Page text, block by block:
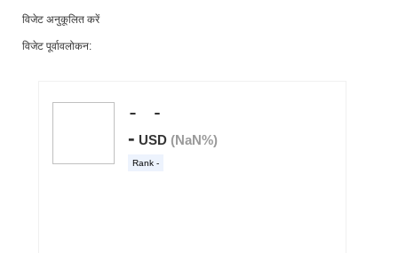
विजेट अनुकूलित करें
विजेट पूर्वावलोकन: